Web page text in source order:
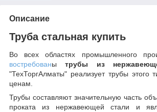
Описание
Труба стальная купить
Во всех областях промышленного
востребованытрубы из
"ТехТоргАлматы" реализует трубы этого
ценам.
Трубы составляют значительную часть
проката из нержавеющей стали и